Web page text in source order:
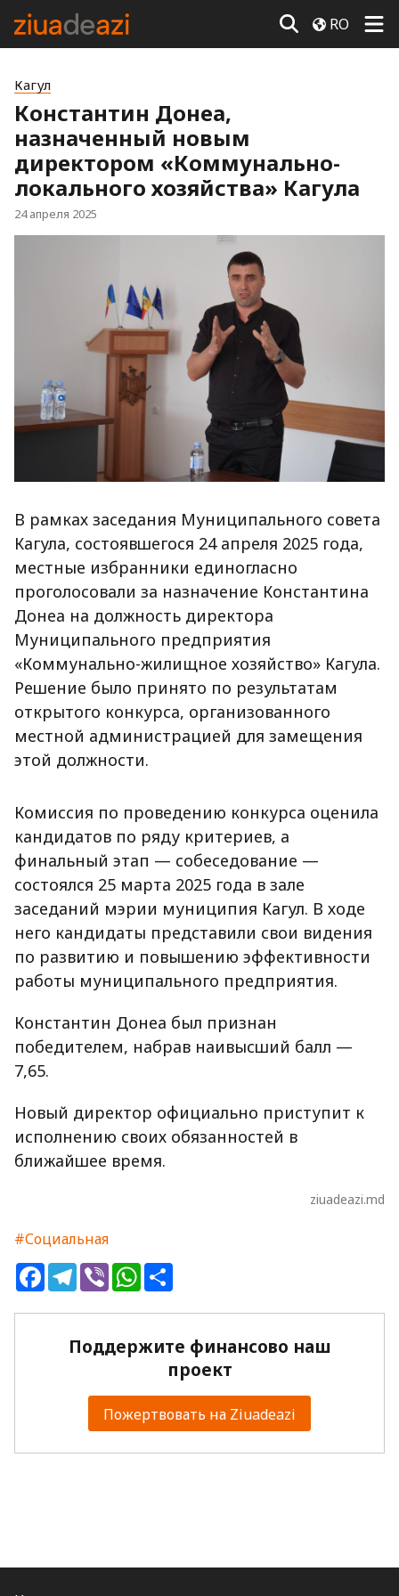
RO
Кагул
Константин Донеа,
назначенный новым
директором «Коммунально-
локального хозяйства» Кагула
24 апреля 2025
В рамках заседания Муниципального совета
Кагула, состоявшегося 24 апреля 2025 года,
местные избранники единогласно
проголосовали за назначение Константина
Донеа на должность директора
Муниципального предприятия
«Коммунально-жилищное хозяйство» Кагула.
Решение было принято по результатам
открытого конкурса, организованного
местной администрацией для замещения
этой должности.
Комиссия по проведению конкурса оценила
кандидатов по ряду критериев, а
финальный этап — собеседование —
состоялся 25 марта 2025 года в зале
заседаний мэрии муниципия Кагул. В ходе
него кандидаты представили свои видения
по развитию и повышению эффективности
работы муниципального предприятия.
Константин Донеа был признан
победителем, набрав наивысший балл —
7,65.
Новый директор официально приступит к
исполнению своих обязанностей в
ближайшее время.
ziuadeazi.md
#Социальная
FacebookTelegram
ViberWhatsApp
Поддержите финансово наш
проект
Пожертвовать на Ziuadeazi